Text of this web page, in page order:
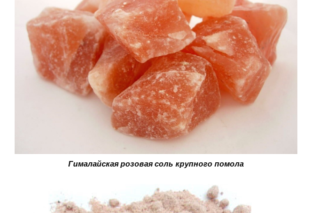
Гималайская розовая соль крупного помола